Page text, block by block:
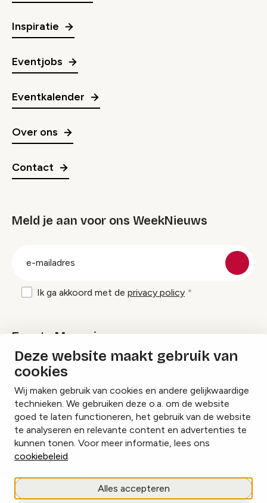
Deze website maakt gebruik van
cookies
Wij maken gebruik van cookies en andere gelijkwaardige
technieken. We gebruiken deze o.a. om de website
goed te laten functioneren, het gebruik van de website
te analyseren en relevante content en advertenties te
kunnen tonen. Voor meer informatie, lees ons
cookiebeleid.
Alles accepteren
Inspiratie
Eventjobs
Eventkalender
Over ons
Contact
Meld je aan voor ons WeekNieuws
Ik ga akkoord met de privacy policy
Events Magazine
Ik ontvang graag Events Magazine
InstagramFacebookLinkedIn
Cookies beheren
Privacy policy